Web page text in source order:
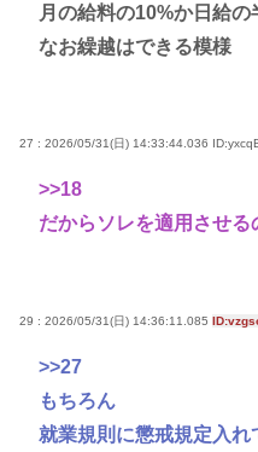
月の給料の10%か日給の
なお繰越はできる模様
27 : 2026/05/31(日) 14:33:44.036
>>18
だからソレを適用させる
29 : 2026/05/31(日) 14:36:11.085
>>27
もちろん
就業規則に懲戒規定入